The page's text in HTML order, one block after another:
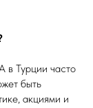
в Турции часто
быть
акциями и